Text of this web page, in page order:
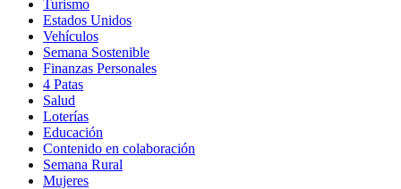
Turismo
Estados Unidos
Vehículos
Semana Sostenible
Finanzas Personales
4 Patas
Salud
Loterías
Educación
Contenido en colaboración
Semana Rural
Mujeres